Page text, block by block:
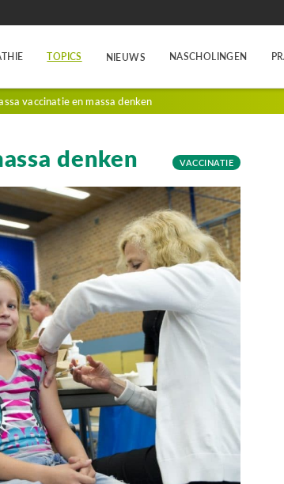
TOPICS NIEUWS NASCHOLINGEN
vaccinatie en massa denken
denken VACCINATIE